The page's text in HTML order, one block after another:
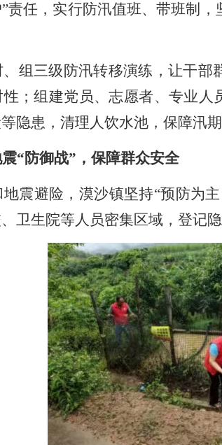
责任，实行防汛值班、带班制，
组三级防汛转移演练，让干
；组建党员、志愿者、专业人
隐患，清理人饮水池，保障汛期
“防御战”，保障群众安全
震避险，漠沙镇坚持“预防为
卫生院等人员密集区域，登记